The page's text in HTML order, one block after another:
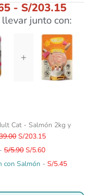
- S/203.15
junto con:
+
Cat - Salmón 2kg y
El
precio
original
S/203.15
El
precio
es:
S/203.15.
- S/5.90 El
precio
S/5.60El
precio
con Salmón - S/5.45